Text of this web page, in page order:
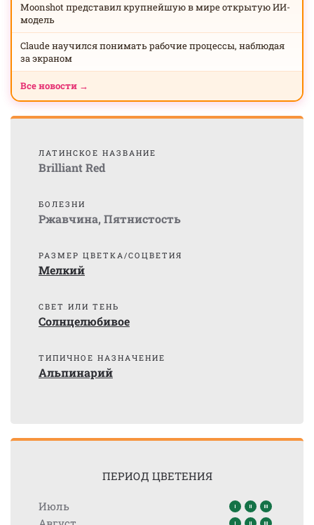
Moonshot представил крупнейшую в мире открытую ИИ-
модель
Claude научился понимать рабочие процессы, наблюдая
за экраном
Все новости →
ЛАТИНСКОЕ НАЗВАНИЕ
Brilliant Red
БОЛЕЗНИ
Ржавчина, Пятнистость
РАЗМЕР ЦВЕТКА/СОЦВЕТИЯ
Мелкий
СВЕТ ИЛИ ТЕНЬ
Солнцелюбивое
ТИПИЧНОЕ НАЗНАЧЕНИЕ
Альпинарий
ПЕРИОД ЦВЕТЕНИЯ
Июль